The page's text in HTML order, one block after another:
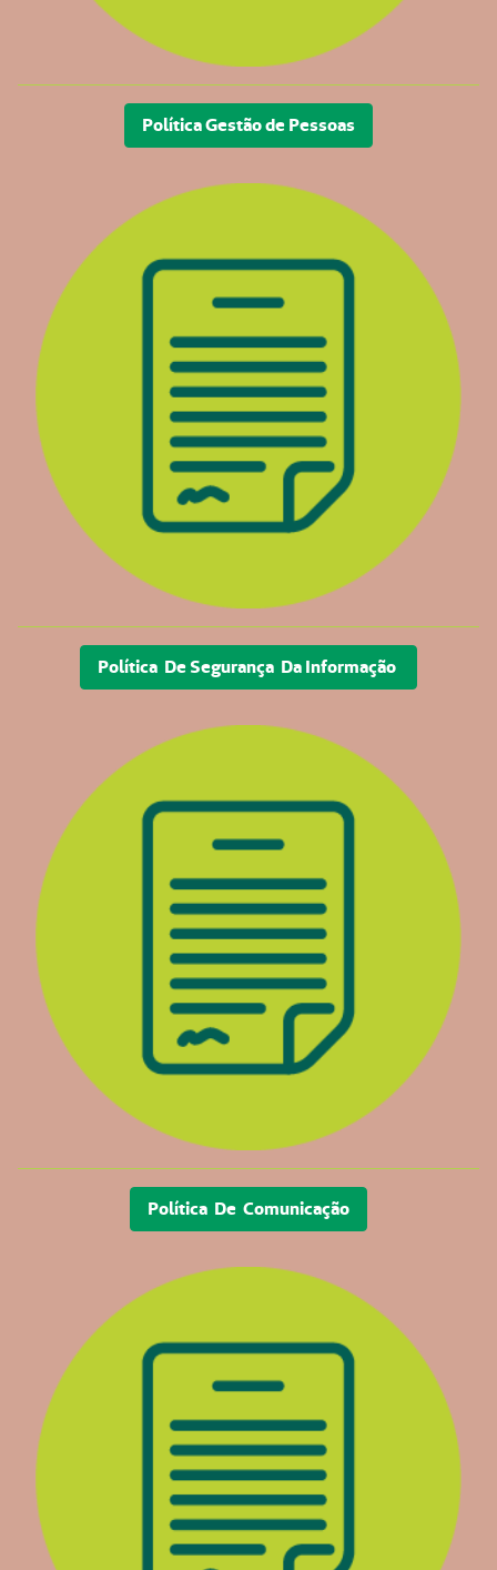
Política Gestão de Pessoas
Política De Segurança Da Informação
Política De Comunicação